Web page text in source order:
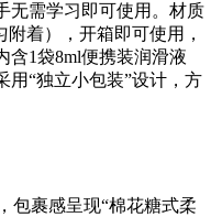
无需学习即可使用。材质
着），开箱即可使用，
含1袋8ml便携装润滑液
用“独立小包装”设计，方
包裹感呈现“棉花糖式柔